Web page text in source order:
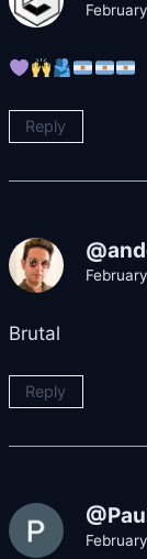
Reply
Brutal
Reply